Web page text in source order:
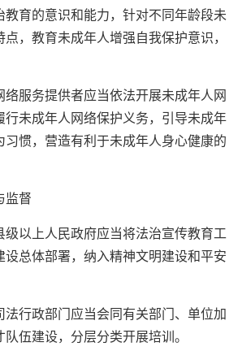
教育的意识和能力，针对不同年龄段未
，教育未成年人增强自我保护意识，
服务提供者应当依法开展未成年人网
行未成年人网络保护义务，引导未成年
习惯，营造有利于未成年人身心健康的
监督
以上人民政府应当将法治宣传教育工
设总体部署，纳入精神文明建设和平安
行政部门应当会同有关部门、单位加
伍建设，分层分类开展培训。